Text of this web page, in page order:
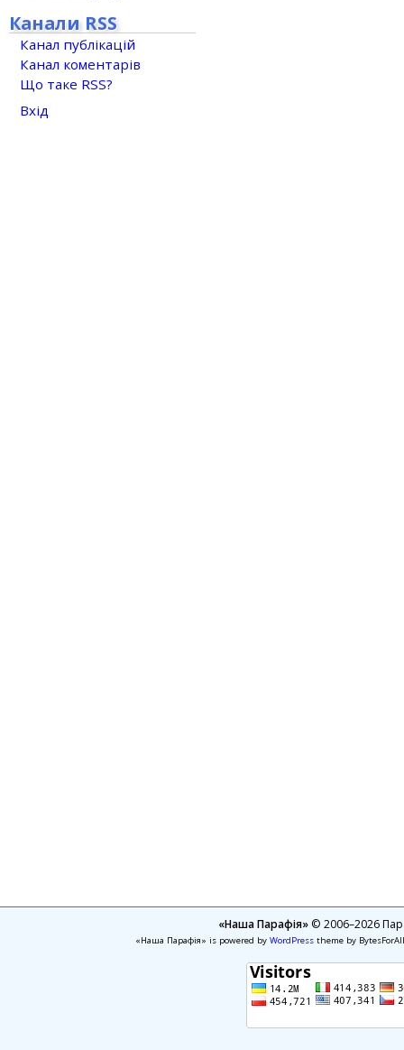
Канали RSS
Канал публікацій
Канал коментарів
Що таке RSS?
Вхід
«Наша Парафія»© 2006–2026
«Наша Парафія» is powered by WordPresstheme by